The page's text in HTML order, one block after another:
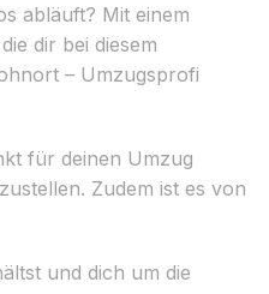
abläuft? Mit einem
dir bei diesem
– Umzugsprofi
für deinen Umzug
Zudem ist es von
und dich um die